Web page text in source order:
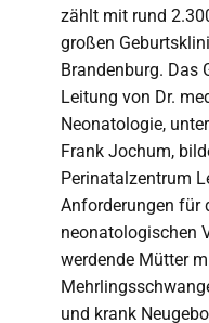
zählt mit rund
großen
Brandenburg. Das
Leitung von Dr.
Neonatologie,
Frank Jochum,
Perinatalzentrum
Anforderungen für
neonatologischen
werdende Mütter
und krank